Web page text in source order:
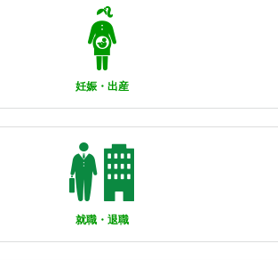
妊娠・出産
就職・退職